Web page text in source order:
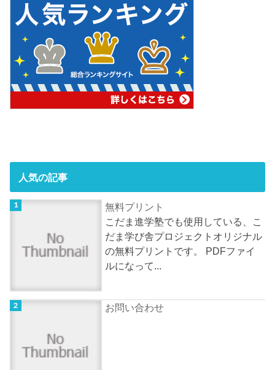
人気の記事
無料プリント
こだま進学塾でも使用している、こ
だま学び舎プロジェクトオリジナル
の無料プリントです。 PDFファイ
ルになって...
お問い合わせ